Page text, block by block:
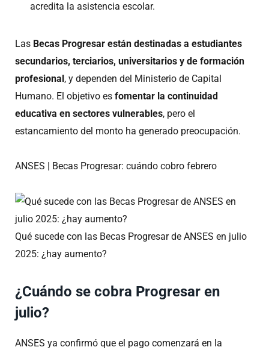
acredita la asistencia escolar.
Las Becas Progresar están destinadas a estudiantes
secundarios, terciarios, universitarios y de formación
profesional , y dependen del Ministerio de Capital
Humano. El objetivo es fomentar la continuidad
educativa en sectores vulnerables, pero el
estancamiento del monto ha generado preocupación.
ANSES | Becas Progresar: cuándo cobro febrero
Qué sucede con las Becas Progresar de ANSES en julio
2025: ¿hay aumento?
¿Cuándo se cobra Progresar en
julio?
ANSES ya confirmó que el pago comenzará en la